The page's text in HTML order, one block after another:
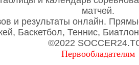
матчей.
и результаты онлайн.
Баскетбол, Теннис,
©2022
Первообладателям